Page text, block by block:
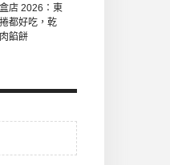
店 2026：東
都好吃，乾
餡餅